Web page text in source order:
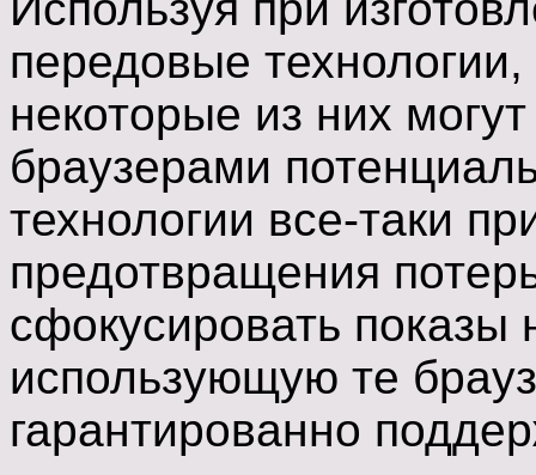
передовые
некоторые из них
браузерами
технологии все-таки
предотвращения
сфокусировать показы
использующую те
гарантированно